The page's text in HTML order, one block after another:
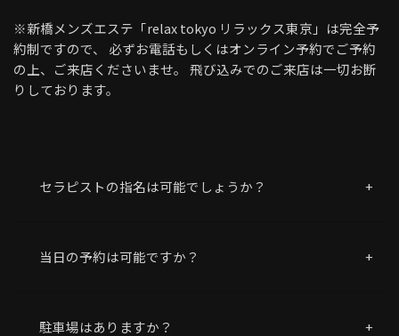
※新橋メンズエステ「relax tokyo リラックス東京」は完全予
約制ですので、
必ずお電話もしくはオンライン予約でご予約
の上、ご来店くださいませ。
飛び込みでのご来店は一切お断
りしております。
セラピストの指名は可能でしょうか？
当日の予約は可能ですか？
駐車場はありますか？